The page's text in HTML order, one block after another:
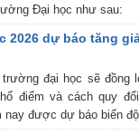
Đại học như sau:
2026 dự báo tăng
trường đại học sẽ đồng
điểm và cách quy
nay được dự báo biến